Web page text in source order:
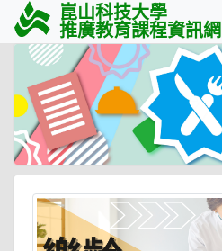
崑山科技大學
推廣教育課程資訊網